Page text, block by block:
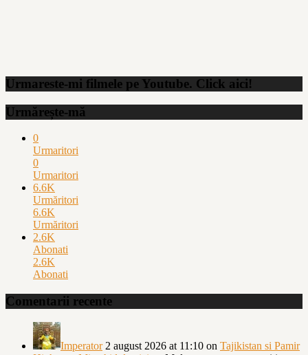
Urmareste-mi filmele pe Youtube. Click aici!
Urmărește-mă
0
Urmaritori
0
Urmaritori
6.6K
Urmăritori
6.6K
Urmăritori
2.6K
Abonati
2.6K
Abonati
Comentarii recente
Imperator2 august 2026 at 11:10 on Tajikistan si Pamir